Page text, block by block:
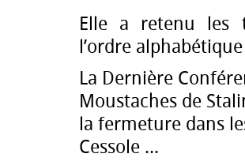
Elle a retenu les
l’ordre
La Dernière
Moustaches de
la fermeture dans
Cessole ...